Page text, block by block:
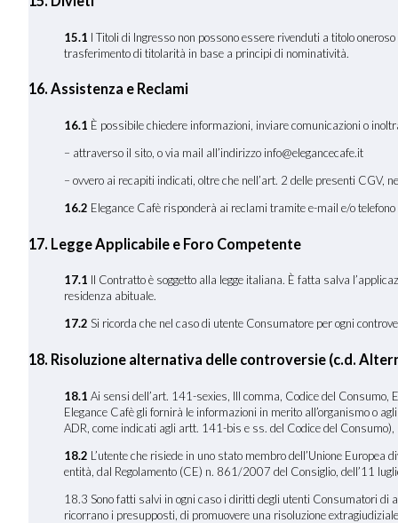
15.1 I Titoli di Ingresso non possono essere rivenduti a titolo
trasferimento di titolarità in base a principi di nominatività.
16. Assistenza e Reclami
16.1 È possibile chiedere informazioni, inviare comunicazioni o
– attraverso il sito, o via mail all’indirizzo info@elegancecafe.it
– ovvero ai recapiti indicati, oltre che nell’art. 2 delle presenti CGV,
16.2 Elegance Cafè risponderà ai reclami tramite e-mail e/o
17. Legge Applicabile e Foro Competente
17.1 Il Contratto è soggetto alla legge italiana. È fatta salva
residenza abituale.
17.2 Si ricorda che nel caso di utente Consumatore per ogni
18. Risoluzione alternativa delle controversie (c.d.
18.1 Ai sensi dell’art. 141-sexies, III comma, Codice del
Elegance Cafè gli fornirà le informazioni in merito all’organismo o
ADR, come indicati agli artt. 141-bis e ss. del Codice del
18.2 L’utente che risiede in uno stato membro dell’Unione
entità, dal Regolamento (CE) n. 861/2007 del Consiglio, dell’11
18.3 Sono fatti salvi in ogni caso i diritti degli utenti Consumatori di
ricorrano i presupposti, di promuovere una risoluzione